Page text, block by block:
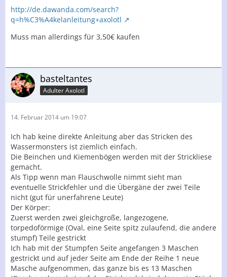
http://de.dawanda.com/search?
q=h%C3%A4kelanleitung+axolotl
Muss man allerdings für 3,50€ kaufen
basteltantes
Adulter Axolotl
14. Februar 2014 um 19:07
Ich hab keine direkte Anleitung aber das Stricken des
Wassermonsters ist ziemlich einfach.
Die Beinchen und Kiemenbögen werden mit der Strickliese
gemacht.
Als Tipp wenn man Flauschwolle nimmt sieht man
eventuelle Strickfehler und die Übergäne der zwei Teile
nicht (gut für unerfahrene Leute)
Der Körper:
Zuerst werden zwei gleichgroße, langezogene,
torpedoförmige (Oval, eine Seite spitz zulaufend, die andere
stumpf) Teile gestrickt
Ich hab mit der Stumpfen Seite angefangen 3 Maschen
gestrickt und auf jeder Seite am Ende der Reihe 1 neue
Masche aufgenommen, das ganze bis es 13 Maschen